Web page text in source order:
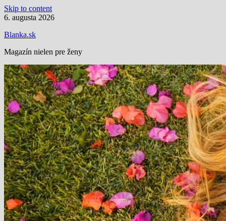
Skip to content
6. augusta 2026
Blanka.sk
Magazín nielen pre ženy